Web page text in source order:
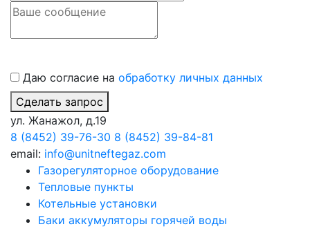
Даю согласие на обработку личных данных
Сделать запрос
ул. Жанажол, д.19
8 (8452) 39-76-30 8 (8452) 39-84-81
email: info@unitneftegaz.com
Газорегуляторное оборудование
Тепловые пункты
Котельные установки
Баки аккумуляторы горячей воды